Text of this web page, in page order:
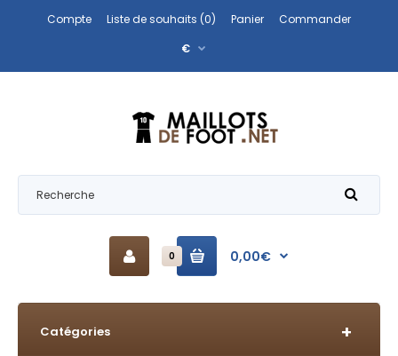
Compte Liste de souhaits (0) Panier
Commander
€
0 0,00€
Catégories